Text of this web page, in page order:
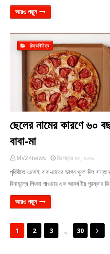
আরও পড়ুন
চিত্রবিচিত্র
ছেলের নামের কারণে ৬০
বাবা-মা
MV24news ডিসেম্বর ২৫, ২০২০
পৃথিবীতে এসেই বাবা-মায়ের ভাগ্য খুলে দিল
বিনামূল্যে পিৎজা পাওয়ার এক আকর্ষণীয় পুরস্কার
আরও পড়ুন
1 2 3 ... 30